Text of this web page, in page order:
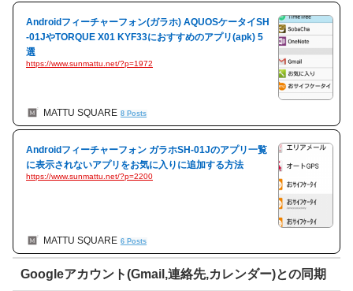
Androidフィーチャーフォン(ガラホ) AQUOSケータイSH
-01JやTORQUE X01 KYF33におすすめのアプリ(apk) 5
選
https://www.sunmattu.net/?p=1972
MATTU SQUARE 8 Posts
Androidフィーチャーフォン ガラホSH-01Jのアプリ一覧
に表示されないアプリをお気に入りに追加する方法
https://www.sunmattu.net/?p=2200
MATTU SQUARE 6 Posts
Googleアカウント(Gmail,連絡先,カレンダー)との同期